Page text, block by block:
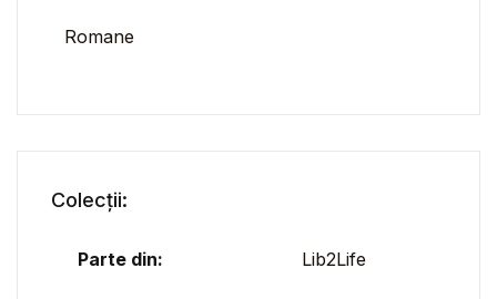
Romane
Colecții:
Parte din: Lib2Life